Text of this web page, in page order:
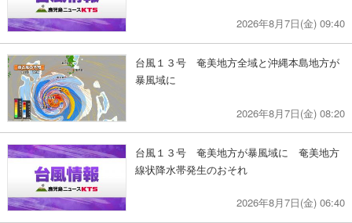
2026年8月7日(金) 09:40
台風１３号 奄美地方全域と沖縄本島地方が
暴風域に
2026年8月7日(金) 08:20
台風１３号 奄美地方が暴風域に 奄美地方
線状降水帯発生のおそれ
2026年8月7日(金) 06:40